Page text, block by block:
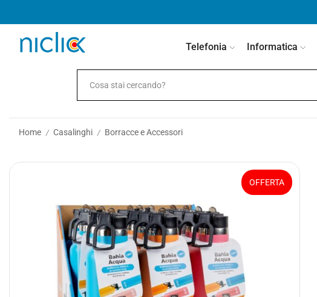
Telefonia Informatica
Home / Casalinghi / Borracce e Accessori
OFFERTA